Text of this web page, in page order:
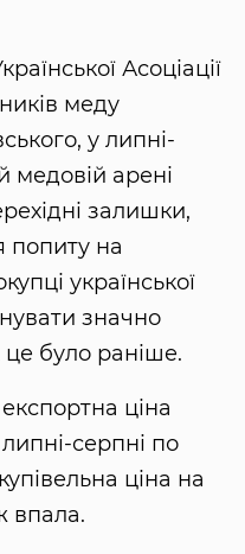
Асоціації
меду
у липні-
медовій арені
залишки,
попиту на
української
значно
було раніше.
ціна
серпні по
ціна на
впала.